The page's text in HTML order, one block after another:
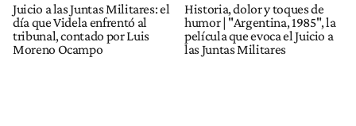
Juicio a las Juntas Militares: el
día que Videla enfrentó al
tribunal, contado por Luis
Moreno Ocampo
Historia, dolor y toques de
humor | "Argentina, 1985", la
película que evoca el Juicio a
las Juntas Militares